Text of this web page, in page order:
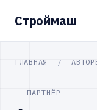
Строймаш
ГЛАВНАЯ /
ПАРТНЁР